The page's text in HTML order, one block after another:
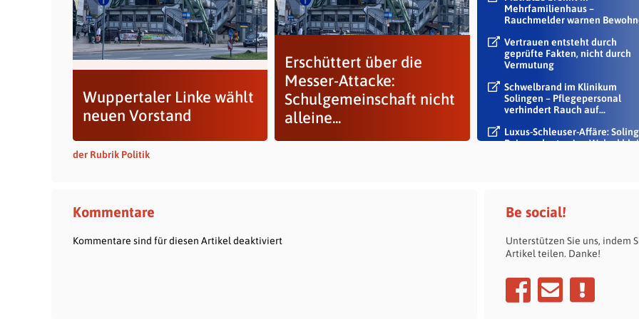
Wuppertaler Linke wählt
neuen Vorstand
Erschüttert über die
Messer-Attacke:
Schulgemeinschaft nicht
alleine...
Mehrfamilienhaus –
Rauchmelder warnen
Vertrauen entsteht durch
geprüfte Fakten, nicht durch
Vermutung
Schwelbrand im Klinikum
Solingen – Pflegepersonal
verhindert Rauch auf...
Luxus-Schleuser-Affäre:
Beigeordneter Jan Welzel
der Rubrik Politik
Kommentare
Kommentare sind für diesen Artikel deaktiviert
Be social!
Unterstützen Sie uns, indem
Artikel teilen. Danke!